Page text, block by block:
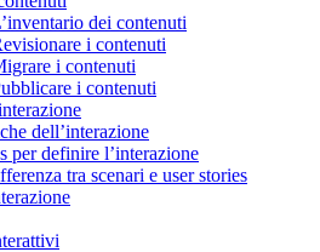
dei contenuti
i contenuti
i contenuti
i contenuti
dell’interazione
per definire l’interazione
tra scenari e user stories